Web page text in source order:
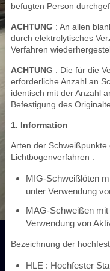
befugten Person
ACHTUNG : An allen
durch elektrolytisches
Verfahren
ACHTUNG : Die für die
erforderliche Anzahl an
identisch mit der Anzahl
Befestigung des
1. Information
Arten der
Lichtbogenverfahren :
MIG-Schweißlöten
unter Verwendung
MAG-Schweißen
Verwendung von
Bezeichnung der
HLE : Hochfester